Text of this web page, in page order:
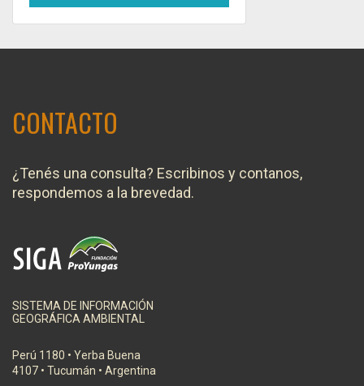
CONTACTO
¿Tenés una consulta? Escribinos y contanos,
respondemos a la brevedad.
SISTEMA DE INFORMACIÓN
GEOGRÁFICA AMBIENTAL
Perú 1180 • Yerba Buena
4107 • Tucumán • Argentina